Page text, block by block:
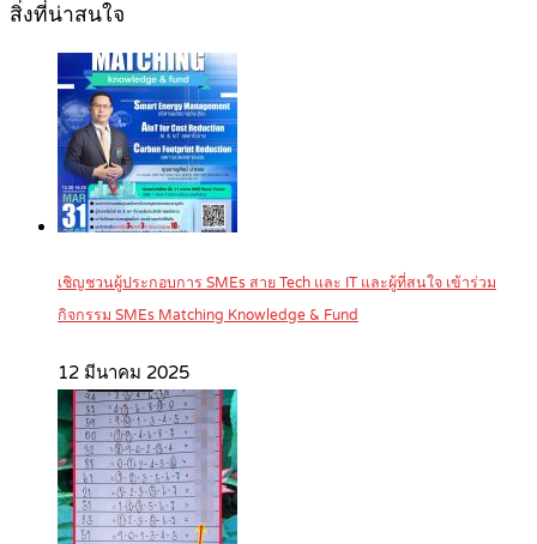
สิ่งที่น่าสนใจ
เชิญชวนผู้ประกอบการ SMEs สาย Tech และ IT และผู้ที่สนใจ เข้าร่วม
กิจกรรม SMEs Matching Knowledge & Fund
12 มีนาคม 2025